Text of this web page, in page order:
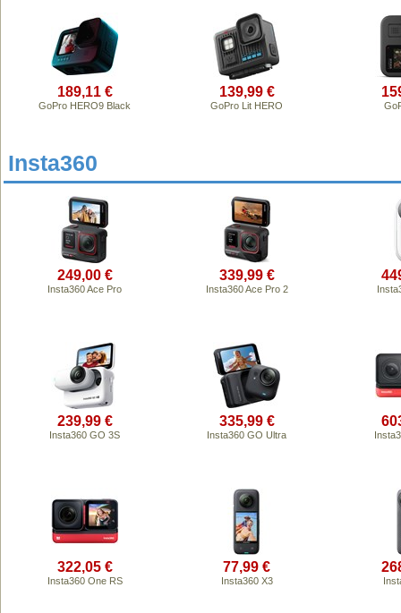
189,11 €
GoPro HERO9 Black
139,99 €
GoPro Lit HERO
Insta360
249,00 €
Insta360 Ace Pro
339,99 €
Insta360 Ace Pro 2
239,99 €
Insta360 GO 3S
335,99 €
Insta360 GO Ultra
322,05 €
Insta360 One RS
77,99 €
Insta360 X3